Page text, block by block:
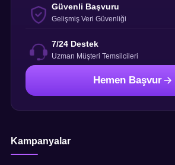
Güvenli Başvuru
Gelişmiş Veri Güvenliği
7/24 Destek
Uzman Müşteri Temsilcileri
Hemen Başvur
Kampanyalar